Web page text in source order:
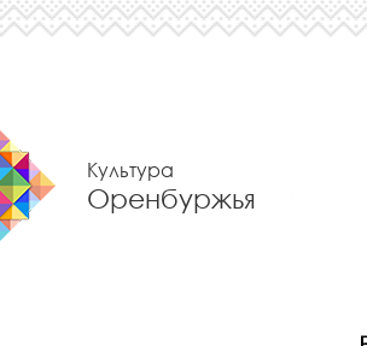
Культура
Оренбуржья